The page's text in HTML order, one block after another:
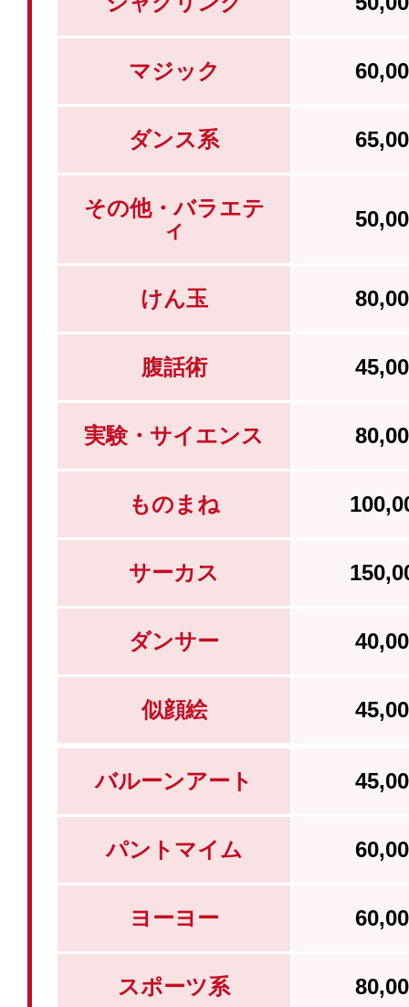
マジック
ダンス系
その他・バラエテ
ィ
けん玉
腹話術
実験・サイエンス
ものまね
サーカス
ダンサー
似顔絵
バルーンアート
パントマイム
ヨーヨー
スポーツ系